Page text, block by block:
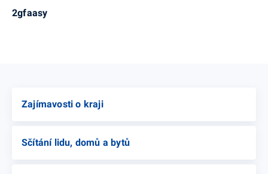
2gfaasy
Zajímavosti o kraji
Sčítání lidu, domů a bytů